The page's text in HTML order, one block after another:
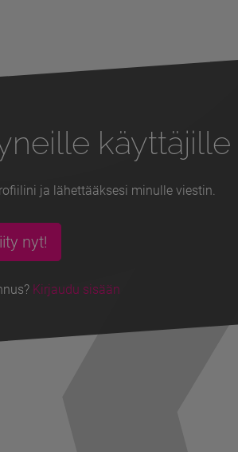
käyttäjille
ja lähettääksesi minulle viestin.
nyt!
Kirjaudu sisään